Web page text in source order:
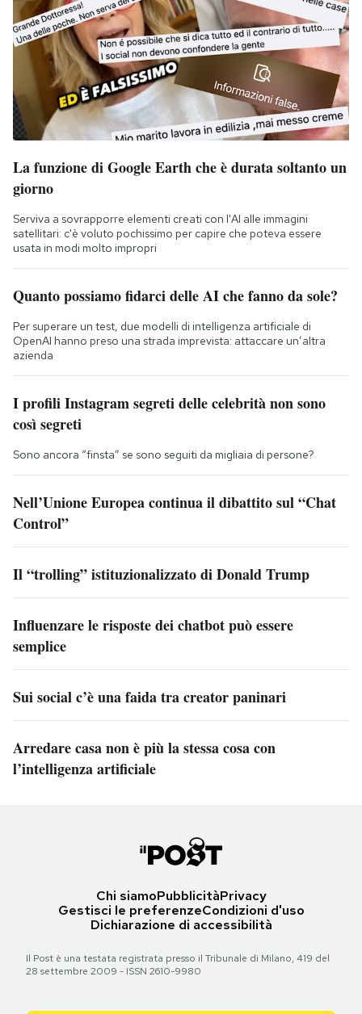
La funzione di Google Earth che è durata soltanto un
giorno
Serviva a sovrapporre elementi creati con l'AI alle immagini
satellitari: c'è voluto pochissimo per capire che poteva essere
usata in modi molto impropri
Quanto possiamo fidarci delle AI che fanno da sole?
Per superare un test, due modelli di intelligenza artificiale di
OpenAI hanno preso una strada imprevista: attaccare un’altra
azienda
I profili Instagram segreti delle celebrità non sono
così segreti
Sono ancora “finsta” se sono seguiti da migliaia di persone?
Nell’Unione Europea continua il dibattito sul “Chat
Control”
Il “trolling” istituzionalizzato di Donald Trump
Influenzare le risposte dei chatbot può essere
semplice
Sui social c’è una faida tra creator paninari
Arredare casa non è più la stessa cosa con
l’intelligenza artificiale
Chi siamoPubblicitàPrivacy
Gestisci le preferenzeCondizioni d'uso
Dichiarazione di accessibilità
Il Post è una testata registrata presso il Tribunale di Milano, 419 del
28 settembre 2009 - ISSN 2610-9980